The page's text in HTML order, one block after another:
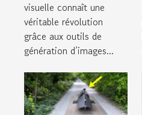
d'images par IA
visuelle connaît une
véritable révolution
grâce aux outils de
génération d’images...